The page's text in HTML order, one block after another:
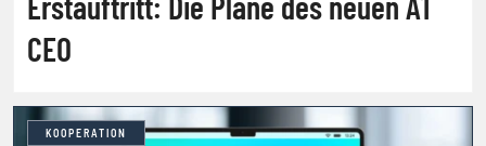
CEO
KOOPERATION